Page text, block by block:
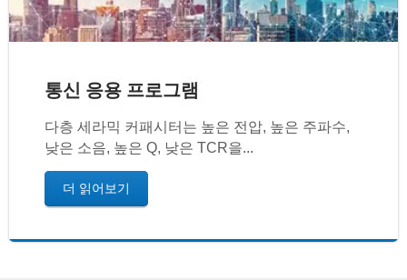
통신 응용 프로그램
다층 세라믹 커패시터는 높은 전압, 높은 주파수,
낮은 소음, 높은 Q, 낮은 TCR을...
더 읽어보기